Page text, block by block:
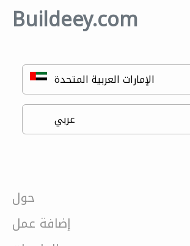
Buildeey.com
حول
إضافة عمل